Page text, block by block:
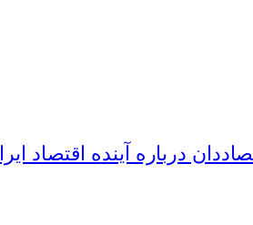
درباره آینده اقتصاد